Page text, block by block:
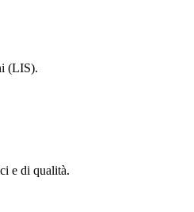
(LIS).
e di qualità.